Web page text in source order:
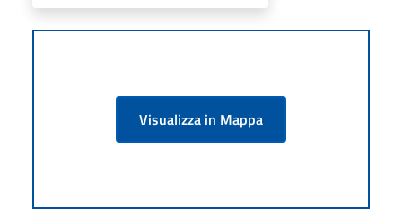
Visualizza in Mappa